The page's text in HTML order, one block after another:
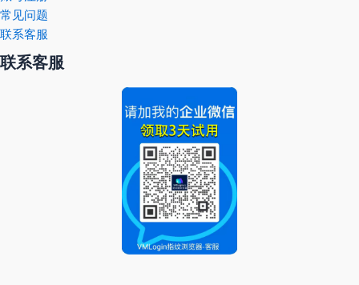
常见问题
联系客服
联系客服